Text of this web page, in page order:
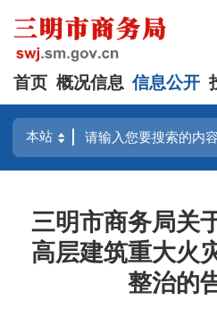
首页 概况信息 信息公开
三明市商务局关
高层建筑重大火
整治的